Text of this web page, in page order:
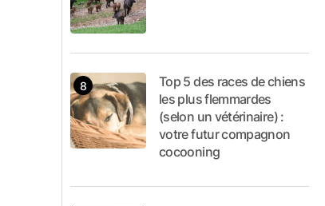
Top 5 des races de chiens
les plus flemmardes
(selon un vétérinaire) :
votre futur compagnon
cocooning